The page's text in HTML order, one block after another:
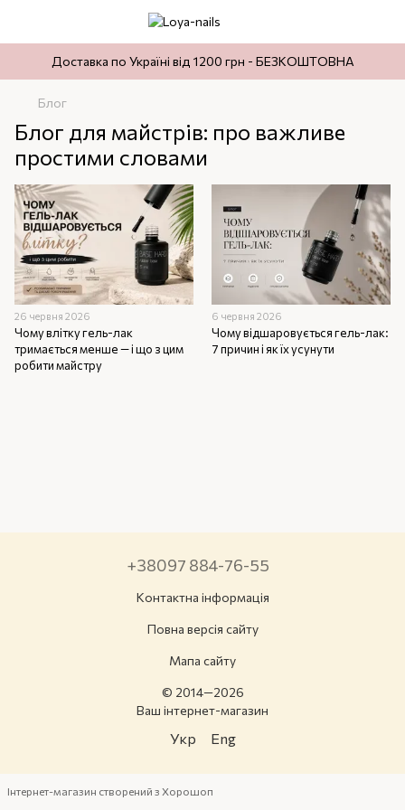
Доставка по Україні від 1200 грн - БЕЗКОШТОВНА
Блог
Блог для майстрів: про важливе
простими словами
26 червня 2026
Чому влітку гель-лак
тримається менше — і що з цим
робити майстру
6 червня 2026
Чому відшаровується гель-лак:
7 причин і як їх усунути
+38097 884-76-55
Контактна інформація
Повна версія сайту
Мапа сайту
© 2014—2026
Ваш інтернет-магазин
Укр Eng
Інтернет-магазин створений з Хорошоп